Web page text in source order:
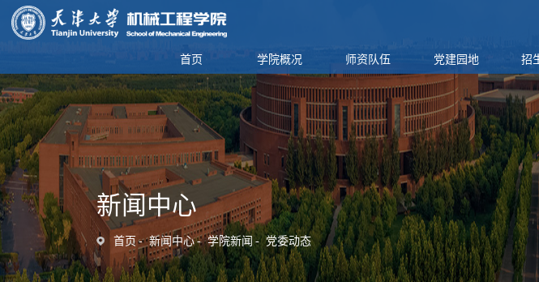
首页 学院概况 师资队伍 党建园地 招
新闻中心
首页 新闻中心 学院新闻 党委动态